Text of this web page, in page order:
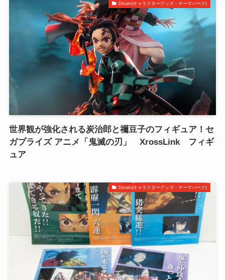
Dream(キャラクターグッズ・テーマパーク)
世界観が強化される炭治郎と禰󠄀豆子のフィギュア！セ
ガプライズ アニメ「鬼滅の刃」 XrossLink フィギ
ュア
Dream(キャラクターグッズ・テーマパーク)